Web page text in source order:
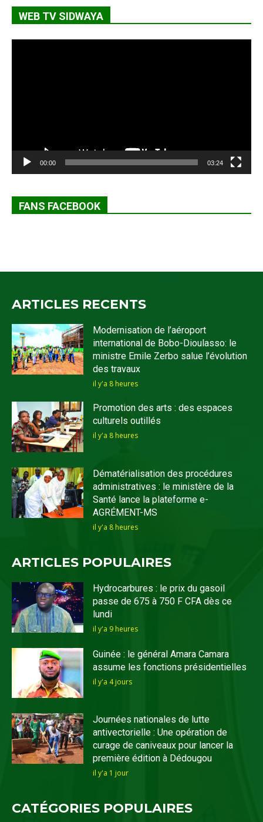
WEB TV SIDWAYA
00:00 03:24
FANS FACEBOOK
ARTICLES RECENTS
Modernisation de l’aéroport
international de Bobo-Dioulasso: le
ministre Emile Zerbo salue l’évolution
des travaux
il y'a 8 heures
Promotion des arts : des espaces
culturels outillés
il y'a 8 heures
Dématérialisation des procédures
administratives : le ministère de la
Santé lance la plateforme e-
AGRÉMENT-MS
il y'a 8 heures
ARTICLES POPULAIRES
Hydrocarbures : le prix du gasoil
passe de 675 à 750 F CFA dès ce
lundi
il y'a 9 heures
Guinée : le général Amara Camara
assume les fonctions présidentielles
il y'a 4 jours
Journées nationales de lutte
antivectorielle : Une opération de
curage de caniveaux pour lancer la
première édition à Dédougou
il y'a 1 jour
CATÉGORIES POPULAIRES